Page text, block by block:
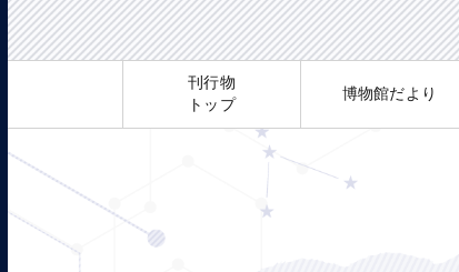
刊行物
トップ
博物館だより